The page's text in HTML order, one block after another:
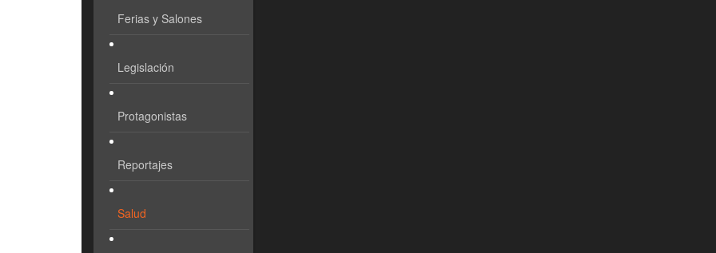
Ferias y Salones
Legislación
Protagonistas
Reportajes
Salud